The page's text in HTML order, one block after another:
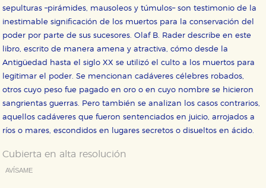
sepulturas –pirámides, mausoleos y túmulos– son testimonio de la
inestimable significación de los muertos para la conservación del
poder por parte de sus sucesores. Olaf B. Rader describe en este
libro, escrito de manera amena y atractiva, cómo desde la
Antigüedad hasta el siglo XX se utilizó el culto a los muertos para
legitimar el poder. Se mencionan cadáveres célebres robados,
otros cuyo peso fue pagado en oro o en cuyo nombre se hicieron
sangrientas guerras. Pero también se analizan los casos contrarios,
aquellos cadáveres que fueron sentenciados en juicio, arrojados a
ríos o mares, escondidos en lugares secretos o disueltos en ácido.
Cubierta en alta resolución
AVÍSAME
de navegación y optimizar el funcionamiento de
nuestro sitio web. Almacenan configuraciones de
servicios para que no tenga que reconfigurarlos cada
vez que nos visita. La información es agregada y, por lo
tanto, es anónima.
Cookies de publicidad y redes sociales
publicitarios y se utilizan para mostrar publicidad
relevante para sus intereses en otros sitios. No
almacenan directamente información personal sino
que se basan en la identificación única de su
navegador y dispositivo de internet.
GUARDAR CONFIGURACIÓN